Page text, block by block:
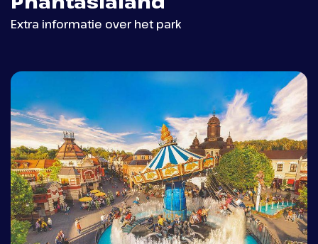
Extra informatie over het park